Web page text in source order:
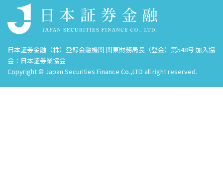
日本証券金融（株）登録金融機関 関東財務局長（登金）第548号 加入協
会：日本証券業協会
Copyright © Japan Securities Finance Co.,LTD all right reserved.